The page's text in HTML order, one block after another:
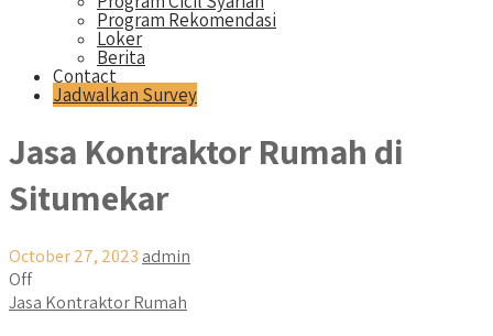
Program Rekomendasi
Loker
Berita
Contact
Jadwalkan Survey
Jasa Kontraktor Rumah di
Situmekar
October 27, 2023 admin
Off
Jasa Kontraktor Rumah